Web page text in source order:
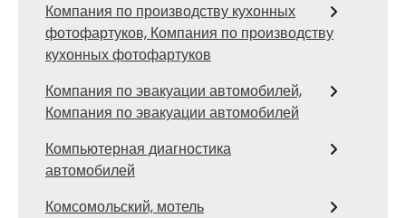
Компания по производству кухонных
фотофартуков, Компания по производству
кухонных фотофартуков
Компания по эвакуации автомобилей,
Компания по эвакуации автомобилей
Компьютерная диагностика
автомобилей
Комсомольский, мотель